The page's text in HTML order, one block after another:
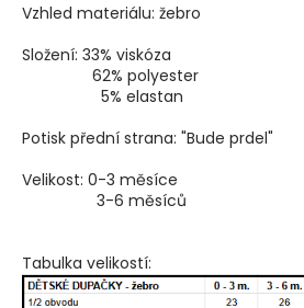
Vzhled materiálu: žebro
Složení: 33% viskóza
62% polyester
5% elastan
Potisk přední strana: "Bude prdel"
Velikost: 0-3 měsíce
3-6 měsíců
Tabulka velikostí: